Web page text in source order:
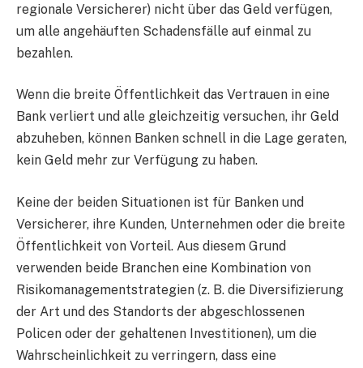
regionale Versicherer) nicht über das Geld verfügen,
um alle angehäuften Schadensfälle auf einmal zu
bezahlen.
Wenn die breite Öffentlichkeit das Vertrauen in eine
Bank verliert und alle gleichzeitig versuchen, ihr Geld
abzuheben, können Banken schnell in die Lage geraten,
kein Geld mehr zur Verfügung zu haben.
Keine der beiden Situationen ist für Banken und
Versicherer, ihre Kunden, Unternehmen oder die breite
Öffentlichkeit von Vorteil. Aus diesem Grund
verwenden beide Branchen eine Kombination von
Risikomanagementstrategien (z. B. die Diversifizierung
der Art und des Standorts der abgeschlossenen
Policen oder der gehaltenen Investitionen), um die
Wahrscheinlichkeit zu verringern, dass eine